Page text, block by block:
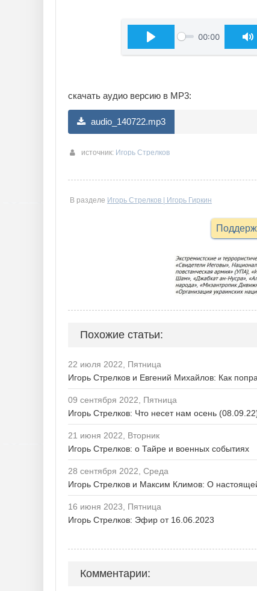
00:00
скачать аудио версию в MP3:
audio_140722.mp3
источник: Игорь Стрелков
В разделе Игорь Стрелков | Игорь Гиркин
Похожие статьи:
22 июля 2022, Пятница
Игорь Стрелков и Евгений Михайлов: Как
09 сентября 2022, Пятница
Игорь Стрелков: Что несет нам осень
21 июня 2022, Вторник
Игорь Стрелков: о Тайре и военных событиях
28 сентября 2022, Среда
Игорь Стрелков и Максим Климов: О
16 июня 2023, Пятница
Игорь Стрелков: Эфир от 16.06.2023
Комментарии: